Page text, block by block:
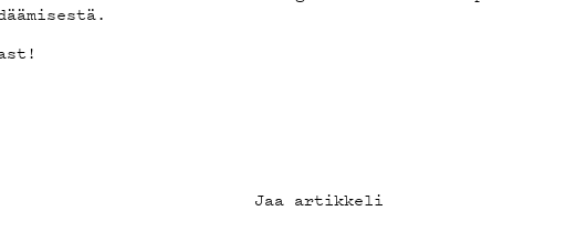
Jaa artikkeli